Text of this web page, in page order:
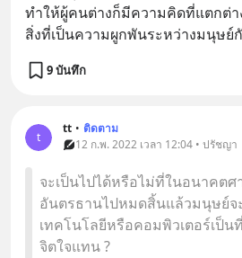
ทำให้ผู้คนต่างก็มีความคิดที่แตกต่
สิ่งที่เป็นความผูกพันระหว่างมนุษ
9 บันทึก
t
tt • ติดตาม
12 ก.พ. 2022 เวลา 12:04 • ปรัชญา
จะเป็นไปได้หรือไม่ที่ในอนาคต
อันตรธานไปหมดสิ้นแล้วมนุษย์จ
เทคโนโลยีหรือคอมพิวเตอร์เป็น
จิตใจแทน ?